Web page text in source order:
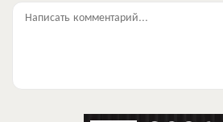
Написать комментарий...